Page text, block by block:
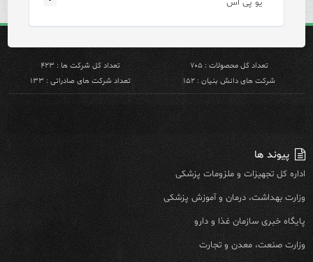
یو پی اس
تعداد کل محصولات : ۷۰۵
تعداد کل شرکت ها : ۴۲۳
شرکت های دانش بنیان : ۱۵۲
تعداد شرکت های صادراتی : ۱۳۳
پیوند ها
اداره کل تجهیزات و ملزومات پزشکی
وزارت بهداشت، درمان و آموزش پزشکی
پایگاه خبری سازمان غذا و دارو
وزارت صنعت، معدن و تجارت